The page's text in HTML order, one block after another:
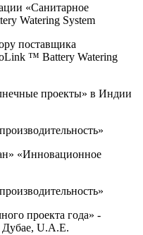
«Санитарное
Watering System
поставщика
™ Battery Watering
проекты» в Индии
«Инновационное
проекта года» -
Дубае, U.A.E.